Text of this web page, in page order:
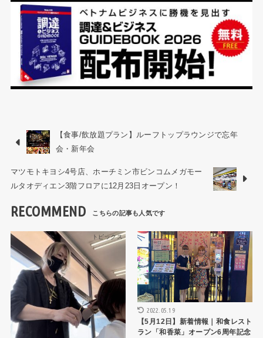
【食事/飲放題プラン】ルーフトップラウンジで忘年
会・新年会
マツモトキヨシ4号店、ホーチミン市ビンコムメガモー
ルタオディエン3階フロアに12月23日オープン！
RECOMMEND
トピックス トピックス
2022.05.19
【5月12日】新着情報｜和食レスト
ラン「和香菜」オープン6周年記念